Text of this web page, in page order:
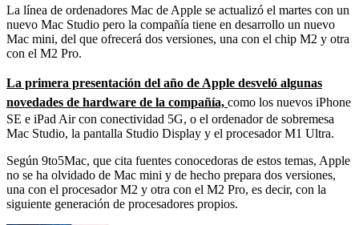
La línea de ordenadores Mac de Apple se actualizó el martes con un
nuevo Mac Studio pero la compañía tiene en desarrollo un nuevo
Mac mini, del que ofrecerá dos versiones, una con el chip M2 y otra
con el M2 Pro.
La primera presentación del año de Apple desveló algunas
novedades de hardware de la compañía, como los nuevos iPhone
SE e iPad Air con conectividad 5G, o el ordenador de sobremesa
Mac Studio, la pantalla Studio Display y el procesador M1 Ultra.
Según 9to5Mac, que cita fuentes conocedoras de estos temas, Apple
no se ha olvidado de Mac mini y de hecho prepara dos versiones,
una con el procesador M2 y otra con el M2 Pro, es decir, con la
siguiente generación de procesadores propios.